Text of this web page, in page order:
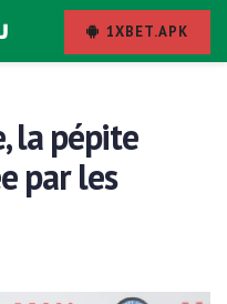
1XBET.APK
la pépite
par les